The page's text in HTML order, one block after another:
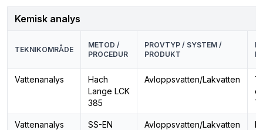
Kemisk analys
TEKNIKOMRÅDE
METOD /
PROCEDUR
PROVTYP / SYSTEM /
PRODUKT
Vattenanalys
Hach
Lange LCK
385
Avloppsvatten/Lakvatten
Vattenanalys
SS-EN
Avloppsvatten/Lakvatten